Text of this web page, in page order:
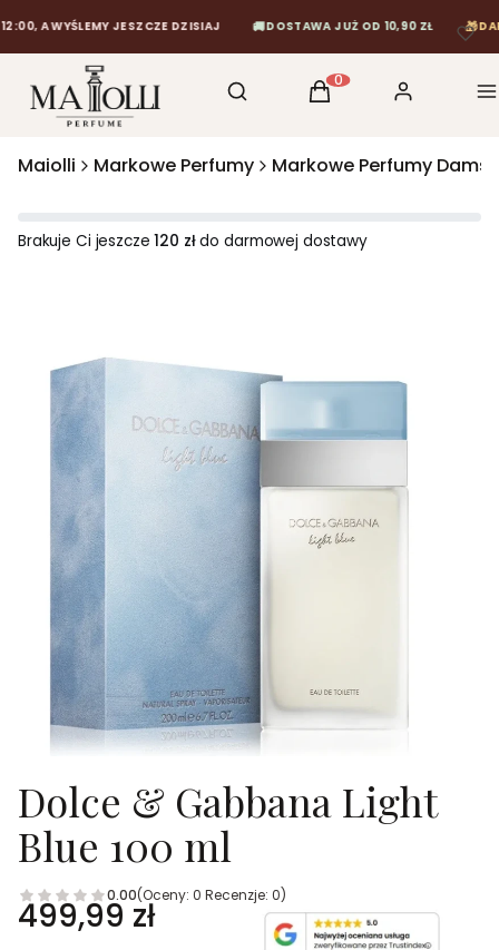
WYŚLEMY JESZCZE DZISIAJ DOSTAWA JUŻ OD 10,90 ZŁ 🎁
Otwórz wyszukiwarkę
Szukaj Produkty w koszyku:
Koszyk Zaloguj się
Maiolli Markowe Perfumy Markowe Perfumy
Brakuje Ci jeszcze120 złdo darmowej dostawy
Dolce & Gabbana Light
Blue 100 ml
0.00(Oceny: 0 Recenzje: 0)
Cena
499,99 zł